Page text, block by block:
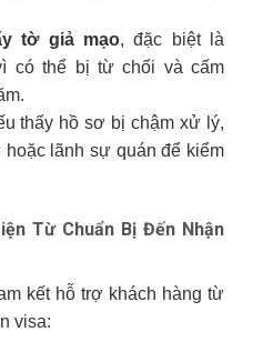
tờ giả mạo, đặc biệt là
có thể bị từ chối và cấm
thấy hồ sơ bị chậm xử lý,
lãnh sự quán để kiểm
Từ Chuẩn Bị Đến Nhận
kết hỗ trợ khách hàng từ
visa: